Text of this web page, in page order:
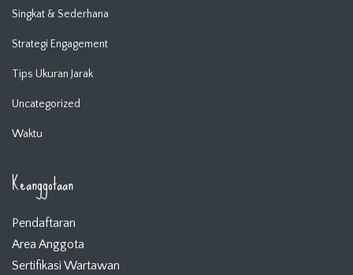
Singkat & Sederhana
Strategi Engagement
Tips Ukuran Jarak
Uncategorized
Waktu
Keanggotaan
Pendaftaran
Area Anggota
Sertifikasi Wartawan